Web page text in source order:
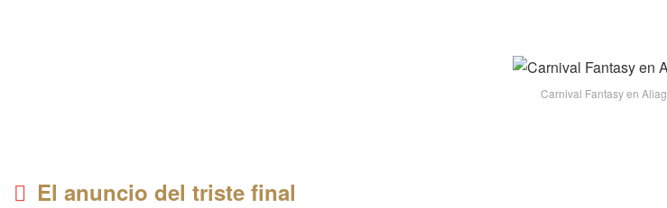
Carnival Fantasy en
El anuncio del triste final